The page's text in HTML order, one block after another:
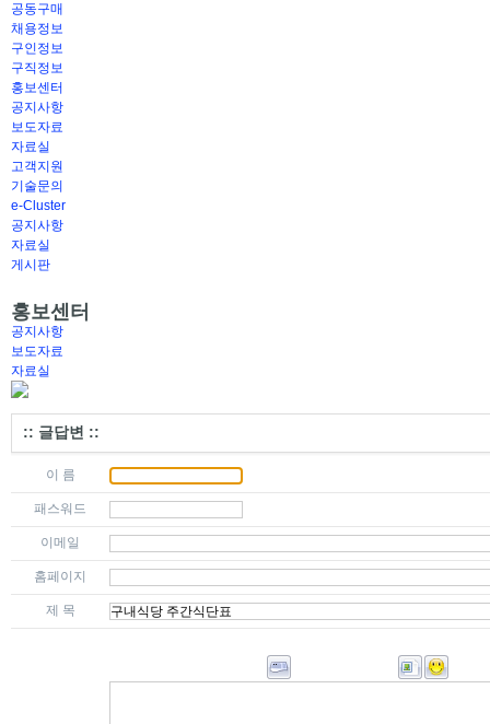
공동구매
채용정보
구인정보
구직정보
홍보센터
공지사항
보도자료
자료실
고객지원
기술문의
e-Cluster
공지사항
자료실
게시판
홍보센터
공지사항
보도자료
자료실
:: 글답변 ::
이 름
패스워드
이메일
홈페이지
제 목